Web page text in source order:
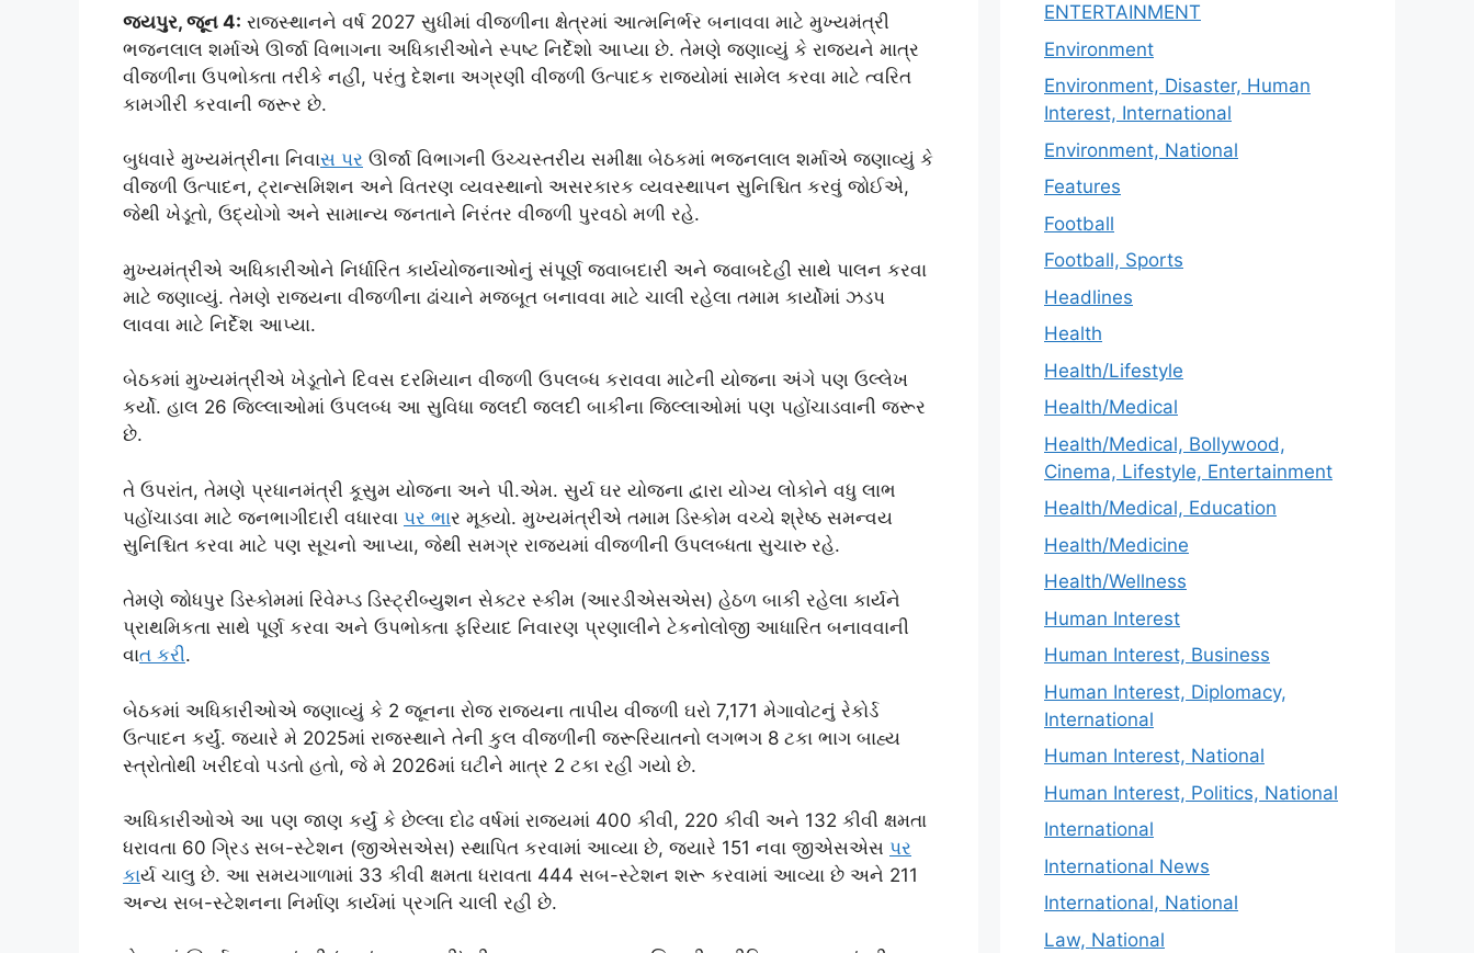
જયપુર, જૂન 4: રાજસ્થાનને વર્ષ 2027 સુધીમાં વીજળીના ક્ષેત્રમાં આત્મનિર્ભર બનાવવા માટે મુખ્યમંત્રી
ભજનલાલ શર્માએ ઊર્જા વિભાગના અધિકારીઓને સ્પષ્ટ નિર્દેશો આપ્યા છે. તેમણે જણાવ્યું કે રાજ્યને માત્ર
વીજળીના ઉપભોક્તા તરીકે નહીં, પરંતુ દેશના અગ્રણી વીજળી ઉત્પાદક રાજ્યોમાં સામેલ કરવા માટે ત્વરિત
કામગીરી કરવાની જરૂર છે.
બુધવારે મુખ્યમંત્રીના નિવાસ પર ઊર્જા વિભાગની ઉચ્ચસ્તરીય સમીક્ષા બેઠકમાં ભજનલાલ શર્માએ જણાવ્યું કે
વીજળી ઉત્પાદન, ટ્રાન્સમિશન અને વિતરણ વ્યવસ્થાનો અસરકારક વ્યવસ્થાપન સુનિશ્ચિત કરવું જોઈએ,
જેથી ખેડૂતો, ઉદ્યોગો અને સામાન્ય જનતાને નિરંતર વીજળી પુરવઠો મળી રહે.
મુખ્યમંત્રીએ અધિકારીઓને નિર્ધારિત કાર્યયોજનાઓનું સંપૂર્ણ જવાબદારી અને જવાબદેહી સાથે પાલન કરવા
માટે જણાવ્યું. તેમણે રાજ્યના વીજળીના ઢાંચાને મજબૂત બનાવવા માટે ચાલી રહેલા તમામ કાર્યોમાં ઝડપ
લાવવા માટે નિર્દેશ આપ્યા.
બેઠકમાં મુખ્યમંત્રીએ ખેડૂતોને દિવસ દરમિયાન વીજળી ઉપલબ્ધ કરાવવા માટેની યોજના અંગે પણ ઉલ્લેખ
કર્યો. હાલ 26 જિલ્લાઓમાં ઉપલબ્ધ આ સુવિધા જલદી જલદી બાકીના જિલ્લાઓમાં પણ પહોંચાડવાની જરૂર
છે.
તે ઉપરાંત, તેમણે પ્રધાનમંત્રી કૂસુમ યોજના અને પી.એમ. સુર્ય ઘર યોજના દ્વારા યોગ્ય લોકોને વધુ લાભ
પહોંચાડવા માટે જનભાગીદારી વધારવા પર ભાર મૂક્યો. મુખ્યમંત્રીએ તમામ ડિસ્કોમ વચ્ચે શ્રેષ્ઠ સમન્વય
સુનિશ્ચિત કરવા માટે પણ સૂચનો આપ્યા, જેથી સમગ્ર રાજ્યમાં વીજળીની ઉપલબ્ધતા સુચારુ રહે.
તેમણે જોધપુર ડિસ્કોમમાં રિવેમ્પ્ડ ડિસ્ટ્રીબ્યુશન સેક્ટર સ્કીમ (આરડીએસએસ) હેઠળ બાકી રહેલા કાર્યને
પ્રાથમિકતા સાથે પૂર્ણ કરવા અને ઉપભોક્તા ફરિયાદ નિવારણ પ્રણાલીને ટેકનોલોજી આધારિત બનાવવાની
વાત કરી.
બેઠકમાં અધિકારીઓએ જણાવ્યું કે 2 જૂનના રોજ રાજ્યના તાપીય વીજળી ઘરો 7,171 મેગાવોટનું રેકોર્ડ
ઉત્પાદન કર્યું. જ્યારે મે 2025માં રાજસ્થાને તેની કુલ વીજળીની જરૂરિયાતનો લગભગ 8 ટકા ભાગ બાહ્ય
સ્ત્રોતોથી ખરીદવો પડતો હતો, જે મે 2026માં ઘટીને માત્ર 2 ટકા રહી ગયો છે.
અધિકારીઓએ આ પણ જાણ કર્યું કે છેલ્લા દોઢ વર્ષમાં રાજ્યમાં 400 કીવી, 220 કીવી અને 132 કીવી ક્ષમતા
ધરાવતા 60 ગ્રિડ સબ-સ્ટેશન (જીએસએસ) સ્થાપિત કરવામાં આવ્યા છે, જ્યારે 151 નવા જીએસએસ પર
કાર્ય ચાલુ છે. આ સમયગાળામાં 33 કીવી ક્ષમતા ધરાવતા 444 સબ-સ્ટેશન શરૂ કરવામાં આવ્યા છે અને 211
અન્ય સબ-સ્ટેશનના નિર્માણ કાર્યમાં પ્રગતિ ચાલી રહી છે.
ENTERTAINMENT
Environment
Environment, Disaster, Human
Interest, International
Environment, National
Features
Football
Football, Sports
Headlines
Health
Health/Lifestyle
Health/Medical
Health/Medical, Bollywood,
Cinema, Lifestyle, Entertainment
Health/Medical, Education
Health/Medicine
Health/Wellness
Human Interest
Human Interest, Business
Human Interest, Diplomacy,
International
Human Interest, National
Human Interest, Politics, National
International
International News
International, National
Law, National